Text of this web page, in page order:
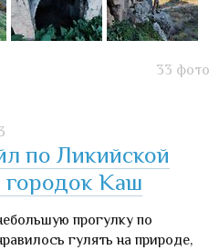
33 фото
по Ликийской
городок Каш
прогулку по
гулять на природе,